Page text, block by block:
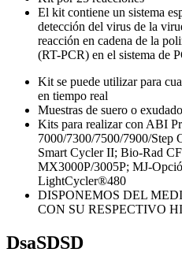
El kit contiene un sistema
detección del virus de la
reacción en cadena de la
(RT-PCR) en el sistema de
Kit se puede utilizar para
en tiempo real
Muestras de suero o
Kits para realizar con ABI
7000/7300/7500/7900/
Smart Cycler II; Bio-Rad
MX3000P/3005P; MJ-
LightCycler®480
DISPONEMOS DEL
CON SU RESPECTIVO
DsaSDSD